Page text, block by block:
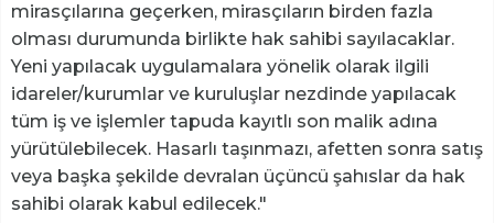
mirasçılarına geçerken, mirasçıların birden fazla
olması durumunda birlikte hak sahibi sayılacaklar.
Yeni yapılacak uygulamalara yönelik olarak ilgili
idareler/kurumlar ve kuruluşlar nezdinde yapılacak
tüm iş ve işlemler tapuda kayıtlı son malik adına
yürütülebilecek. Hasarlı taşınmazı, afetten sonra satış
veya başka şekilde devralan üçüncü şahıslar da hak
sahibi olarak kabul edilecek."